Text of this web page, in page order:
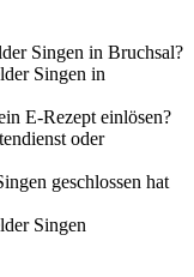
Singen in Bruchsal?
Singen in
E-Rezept einlösen?
oder
geschlossen hat
Singen